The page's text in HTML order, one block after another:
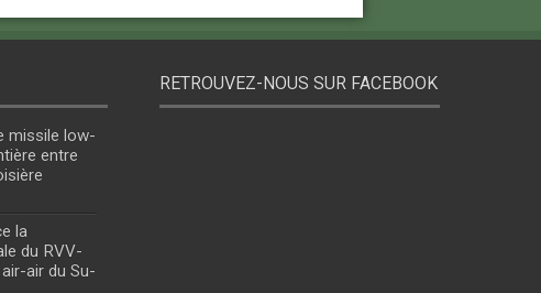
missile low-
entre
la
du RVV-
air du Su-
RETROUVEZ-NOUS SUR FACEBOOK